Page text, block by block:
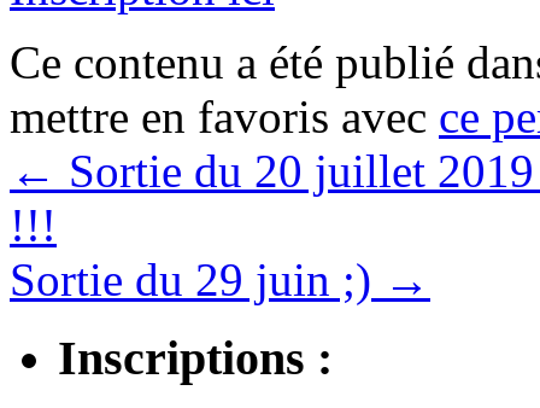
Ce contenu a été publié
mettre en favoris avec ce
← Sortie du 20 juillet
!!!
Sortie du 29 juin ;) →
Inscriptions :